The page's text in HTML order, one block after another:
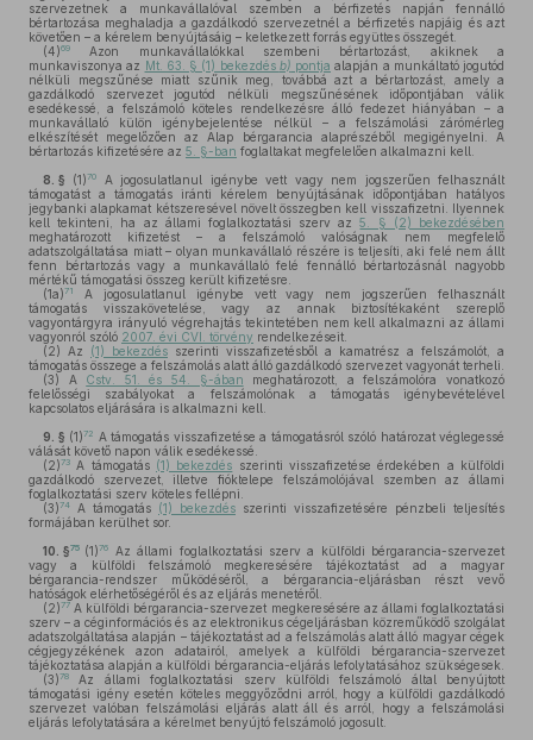
szervezetnek a munkavállalóval szemben a bérfizetés napján fennálló
bértartozása meghaladja a gazdálkodó szervezetnél a bérfizetés napjáig és azt
követően – a kérelem benyújtásáig – keletkezett forrás együttes összegét.
(4)69
Azon munkavállalókkal szembeni bértartozást, akiknek a
munkaviszonya az Mt. 63. § (1) bekezdés b) pontja alapján a munkáltató jogutód
nélküli megszűnése miatt szűnik meg, továbbá azt a bértartozást, amely a
gazdálkodó szervezet jogutód nélküli megszűnésének időpontjában válik
esedékessé, a felszámoló köteles rendelkezésre álló fedezet hiányában – a
munkavállaló külön igénybejelentése nélkül – a felszámolási zárómérleg
elkészítését megelőzően az Alap bérgarancia alaprészéből megigényelni. A
bértartozás kifizetésére az 5. §-ban foglaltakat megfelelően alkalmazni kell.
8. § (1)70
A jogosulatlanul igénybe vett vagy nem jogszerűen felhasznált
támogatást a támogatás iránti kérelem benyújtásának időpontjában hatályos
jegybanki alapkamat kétszeresével növelt összegben kell visszafizetni. Ilyennek
kell tekinteni, ha az állami foglalkoztatási szerv az5. § (2) bekezdésében
meghatározott kifizetést – a felszámoló valóságnak nem megfelelő
adatszolgáltatása miatt – olyan munkavállaló részére is teljesíti, aki felé nem állt
fenn bértartozás vagy a munkavállaló felé fennálló bértartozásnál nagyobb
mértékű támogatási összeg került kifizetésre.
(1a)71
A jogosulatlanul igénybe vett vagy nem jogszerűen felhasznált
támogatás visszakövetelése, vagy az annak biztosítékaként szereplő
vagyontárgyra irányuló végrehajtás tekintetében nem kell alkalmazni az állami
vagyonról szóló 2007. évi CVI. törvény rendelkezéseit.
(2) Az (1) bekezdés szerinti visszafizetésből a kamatrész a felszámolót, a
támogatás összege a felszámolás alatt álló gazdálkodó szervezet vagyonát terheli.
(3) A Cstv. 51. és 54. §-ában meghatározott, a felszámolóra vonatkozó
felelősségi szabályokat a felszámolónak a támogatás igénybevételével
kapcsolatos eljárására is alkalmazni kell.
9. § (1)72 A támogatás visszafizetése a támogatásról szóló határozat véglegessé
válását követő napon válik esedékessé.
(2)73 A támogatás (1) bekezdés szerinti visszafizetése érdekében a külföldi
gazdálkodó szervezet, illetve fióktelepe felszámolójával szemben az állami
foglalkoztatási szerv köteles fellépni.
(3)74 A támogatás (1) bekezdés szerinti visszafizetésére pénzbeli teljesítés
formájában kerülhet sor.
10. §75 (1)76
Az állami foglalkoztatási szerv a külföldi bérgarancia-szervezet
vagy a külföldi felszámoló megkeresésére tájékoztatást ad a magyar
bérgarancia-rendszer működéséről, a bérgarancia-eljárásban részt vevő
hatóságok elérhetőségéről és az eljárás menetéről.
(2)77 A külföldi bérgarancia-szervezet megkeresésére az állami foglalkoztatási
szerv – a céginformációs és az elektronikus cégeljárásban közreműködő szolgálat
adatszolgáltatása alapján – tájékoztatást ad a felszámolás alatt álló magyar cégek
cégjegyzékének azon adatairól, amelyek a külföldi bérgarancia-szervezet
tájékoztatása alapján a külföldi bérgarancia-eljárás lefolytatásához szükségesek.
(3)78
Az állami foglalkoztatási szerv külföldi felszámoló által benyújtott
támogatási igény esetén köteles meggyőződni arról, hogy a külföldi gazdálkodó
szervezet valóban felszámolási eljárás alatt áll és arról, hogy a felszámolási
eljárás lefolytatására a kérelmet benyújtó felszámoló jogosult.